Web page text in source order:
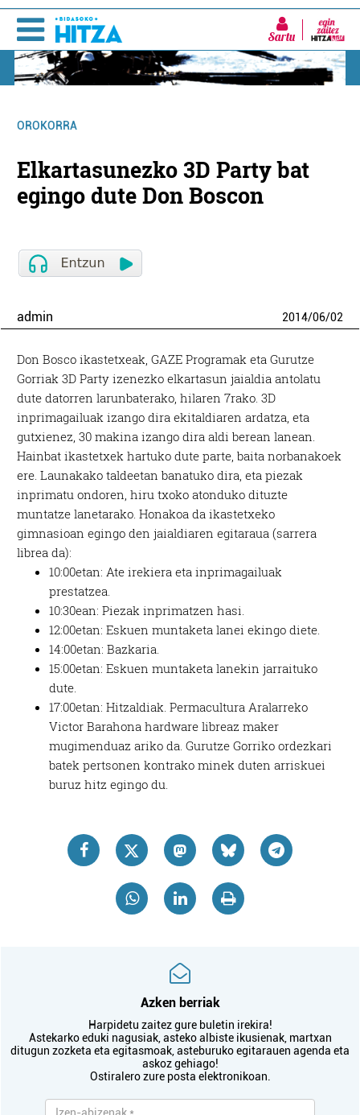
Sartu
OROKORRA
Elkartasunezko 3D Party bat
egingo dute Don Boscon
admin 2014/06/02
Don Bosco ikastetxeak, GAZE Programak eta Gurutze
Gorriak 3D Party izenezko elkartasun jaialdia antolatu
dute datorren larunbaterako, hilaren 7rako. 3D
inprimagailuak izango dira ekitaldiaren ardatza, eta
gutxienez, 30 makina izango dira aldi berean lanean.
Hainbat ikastetxek hartuko dute parte, baita norbanakoek
ere. Launakako taldeetan banatuko dira, eta piezak
inprimatu ondoren, hiru txoko atonduko dituzte
muntatze lanetarako. Honakoa da ikastetxeko
gimnasioan egingo den jaialdiaren egitaraua (sarrera
librea da):
10:00etan: Ate irekiera eta inprimagailuak
prestatzea.
10:30ean: Piezak inprimatzen hasi.
12:00etan: Eskuen muntaketa lanei ekingo diete.
14:00etan: Bazkaria.
15:00etan: Eskuen muntaketa lanekin jarraituko
dute.
17:00etan: Hitzaldiak. Permacultura Aralarreko
Victor Barahona hardware libreaz maker
mugimenduaz ariko da. Gurutze Gorriko ordezkari
batek pertsonen kontrako minek duten arriskuei
buruz hitz egingo du.
Azken berriak
Harpidetu zaitez gure buletin irekira!
Astekarko eduki nagusiak, asteko albiste ikusienak, martxan
ditugun zozketa eta egitasmoak, asteburuko egitarauen agenda eta
askoz gehiago!
Ostiralero zure posta elektronikoan.